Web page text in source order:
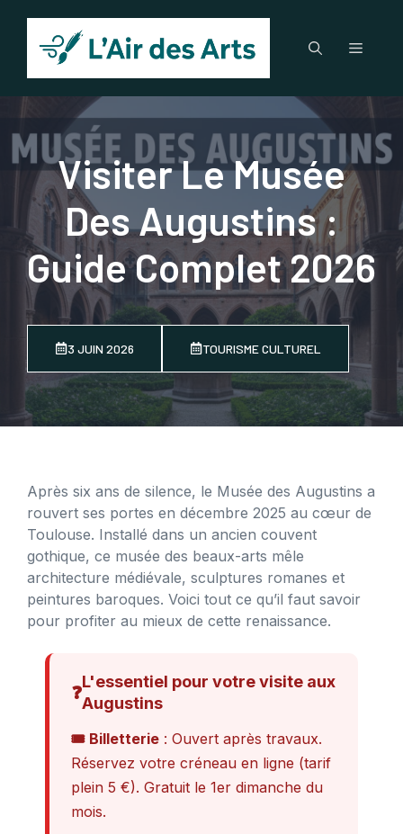
contenu
Menu
Visiter Le Musée
Des Augustins :
Guide Complet 2026
3 JUIN 2026 TOURISME CULTUREL
Après six ans de silence, le Musée des Augustins a
rouvert ses portes en décembre 2025 au cœur de
Toulouse. Installé dans un ancien couvent
gothique, ce musée des beaux-arts mêle
architecture médiévale, sculptures romanes et
peintures baroques. Voici tout ce qu’il faut savoir
pour profiter au mieux de cette renaissance.
❓
L'essentiel pour votre visite aux
Augustins
🎟️ Billetterie : Ouvert après travaux.
Réservez votre créneau en ligne (tarif
plein 5 €). Gratuit le 1er dimanche du
mois.